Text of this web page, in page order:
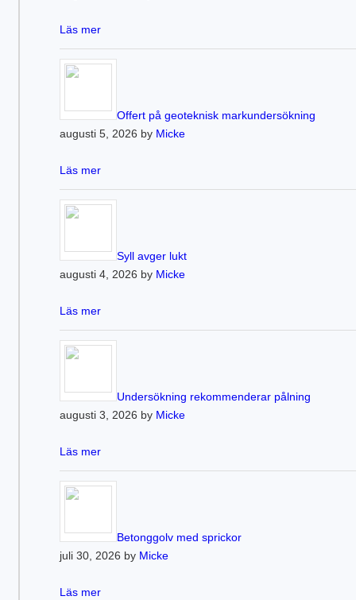
Läs mer
Offert på geoteknisk markundersökning
augusti 5, 2026 by Micke
Läs mer
Syll avger lukt
augusti 4, 2026 by Micke
Läs mer
Undersökning rekommenderar pålning
augusti 3, 2026 by Micke
Läs mer
Betonggolv med sprickor
juli 30, 2026 by Micke
Läs mer